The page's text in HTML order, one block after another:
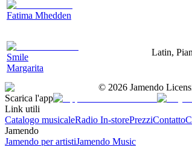
Fatima Mhedden
Smile
Margarita
Latin,
© 2026 Jamendo
Scarica l'app
Link utili
Catalogo musicaleRadio In-storePrezziContatto
Jamendo
Jamendo per artistiJamendo Music